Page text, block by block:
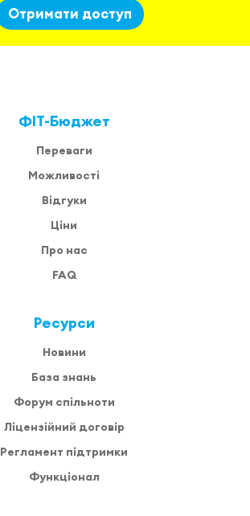
Отримати доступ
ФІТ-Бюджет
Переваги
Можливості
Відгуки
Ціни
Про нас
FAQ
Ресурси
Новини
База знань
Форум спільноти
Ліцензійний договір
Регламент підтримки
Функціонал